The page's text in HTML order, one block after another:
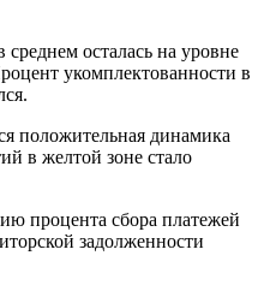
осталась на уровне
укомплектованности в
положительная динамика
в желтой зоне стало
процента сбора платежей
задолженности